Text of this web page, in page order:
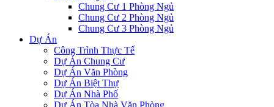
Chung Cư 1 Phòng Ngủ
Chung Cư 2 Phòng Ngủ
Chung Cư 3 Phòng Ngủ
Dự Án
Công Trình Thực Tế
Dự Án Chung Cư
Dự Án Văn Phòng
Dự Án Biệt Thự
Dự Án Nhà Phố
Dự Án Tòa Nhà Văn Phòng